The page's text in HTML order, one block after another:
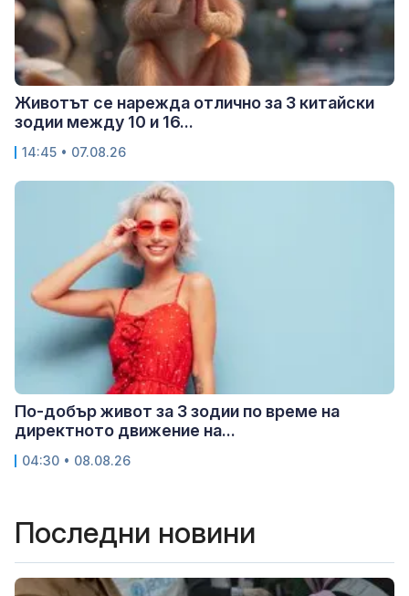
Животът се нарежда отлично за 3 китайски
зодии между 10 и 16...
14:45 • 07.08.26
По-добър живот за 3 зодии по време на
директното движение на...
04:30 • 08.08.26
Последни новини